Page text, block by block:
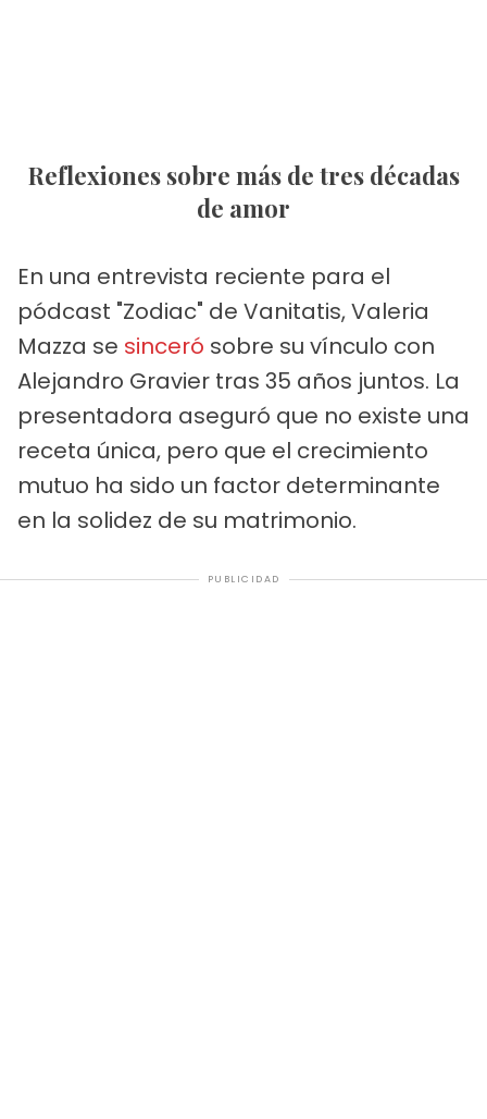
Reflexiones sobre más de tres décadas
de amor
En una entrevista reciente para el
pódcast "Zodiac" de Vanitatis, Valeria
Mazza se sinceró sobre su vínculo con
Alejandro Gravier tras 35 años juntos. La
presentadora aseguró que no existe una
receta única, pero que el crecimiento
mutuo ha sido un factor determinante
en la solidez de su matrimonio.
PUBLICIDAD